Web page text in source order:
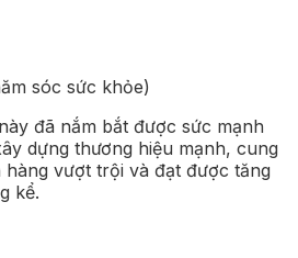
sóc sức khỏe)
đã nắm bắt được sức mạnh
dựng thương hiệu mạnh, cung
vượt trội và đạt được tăng
kể.